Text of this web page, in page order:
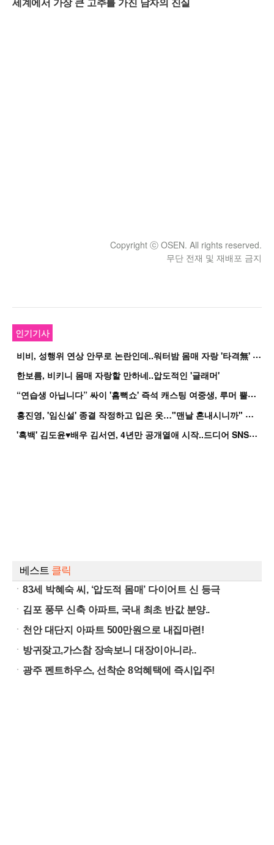
Copyright ⓒ OSEN. All rights reserved.
무단 전재 및 재배포 금지
인기기사
비
비, 성행위 연상 안무로 논란인데..워터밤 몸매 자랑 '타격無' 근황
한보름, 비키니 몸매 자랑할 만하네..압도적인 '글래머'
“
연습생 아닙니다” 싸이 '흠뻑쇼' 즉석 캐스팅 여중생, 루머 뿔났다[Oh!쎈 이...
홍
진영, '임신설' 종결 작정하고 입은 옷…"맨날 혼내시니까" 억울
'
흑백' 김도윤♥배우 김서연, 4년만 공개열애 시작..드디어 SNS에 노출 [핫피...